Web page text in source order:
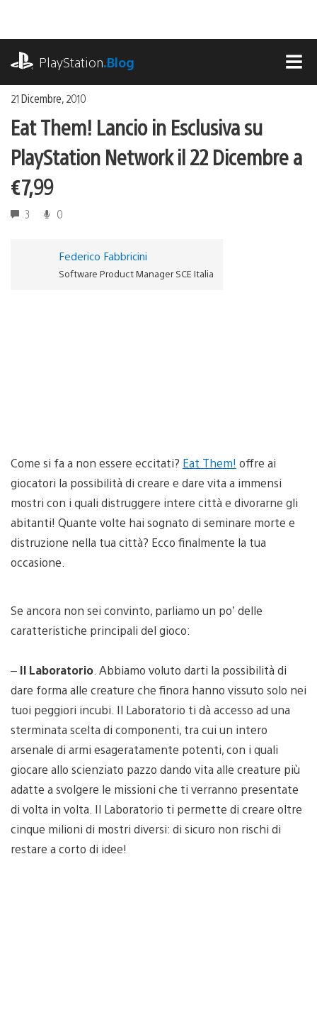
contenuto
PlayStation.Blog
21 Dicembre, 2010
Eat Them! Lancio in Esclusiva su
PlayStation Network il 22 Dicembre a
€7,99
3 0
Federico Fabbricini
Software Product Manager SCE Italia
Come si fa a non essere eccitati? Eat Them! offre ai
giocatori la possibilità di creare e dare vita a immensi
mostri con i quali distruggere intere città e divorarne gli
abitanti! Quante volte hai sognato di seminare morte e
distruzione nella tua città? Ecco finalmente la tua
occasione.
Se ancora non sei convinto, parliamo un po’ delle
caratteristiche principali del gioco:
– Il Laboratorio . Abbiamo voluto darti la possibilità di
dare forma alle creature che finora hanno vissuto solo nei
tuoi peggiori incubi. Il Laboratorio ti dà accesso ad una
sterminata scelta di componenti, tra cui un intero
arsenale di armi esageratamente potenti, con i quali
giocare allo scienziato pazzo dando vita alle creature più
adatte a svolgere le missioni che ti verranno presentate
di volta in volta. Il Laboratorio ti permette di creare oltre
cinque milioni di mostri diversi: di sicuro non rischi di
restare a corto di idee!